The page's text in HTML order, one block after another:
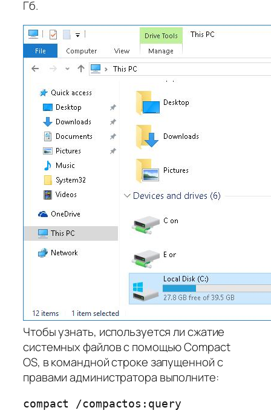
Гб.
Чтобы узнать, используется ли сжатие
системных файлов с помощью Compact
OS, в командной строке запущенной с
правами администратора выполните:
compact /compactos:query